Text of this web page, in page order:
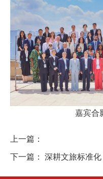
嘉宾合
上一篇：
下一篇： 深耕文旅标准